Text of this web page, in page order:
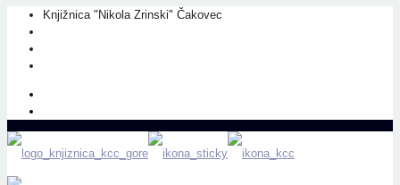
Knjižnica "Nikola Zrinski" Čakovec